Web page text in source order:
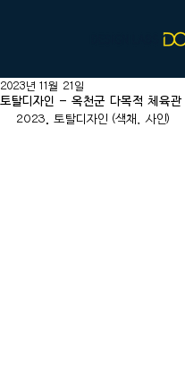
토탈디자인 - 옥천군 다목적 체육관
2023년 11월 21일
2023. 토탈디자인 (색채, 사인)